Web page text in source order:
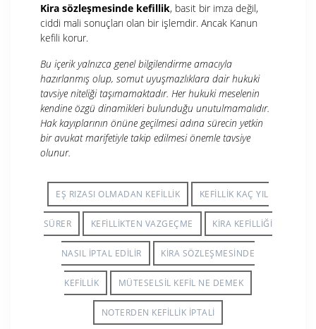
Kira sözleşmesinde kefillik, basit bir imza değil,
ciddi mali sonuçları olan bir işlemdir. Ancak Kanun
kefili korur.
Bu içerik yalnızca genel bilgilendirme amacıyla
hazırlanmış olup, somut uyuşmazlıklara dair hukuki
tavsiye niteliği taşımamaktadır. Her hukuki meselenin
kendine özgü dinamikleri bulunduğu unutulmamalıdır.
Hak kayıplarının önüne geçilmesi adına sürecin yetkin
bir avukat marifetiyle takip edilmesi önemle tavsiye
olunur.
EŞ RIZASI OLMADAN KEFILLIK KEFILLIK KAÇ YIL
SÜRER KEFILLIKTEN VAZGEÇME KIRA KEFILLIĞI
NASIL IPTAL EDILIR KIRA SÖZLEŞMESINDE
KEFILLIK MÜTESELSIL KEFIL NE DEMEK
NOTERDEN KEFILLIK IPTALI